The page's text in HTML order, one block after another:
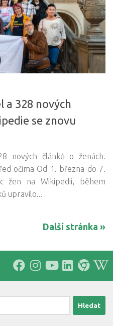
a 328 nových
se znovu
nových článků o ženách.
očima Od 1. března do 7.
žen na Wikipedii, během
upravilo...
Další stránka »